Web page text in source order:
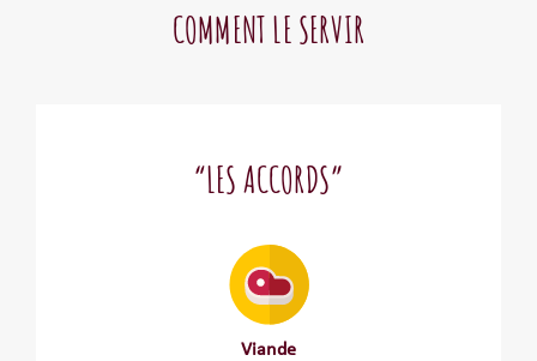
COMMENT LE SERVIR
“LES ACCORDS”
Viande